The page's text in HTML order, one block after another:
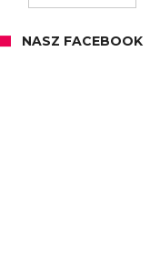
NASZ FACEBOOK